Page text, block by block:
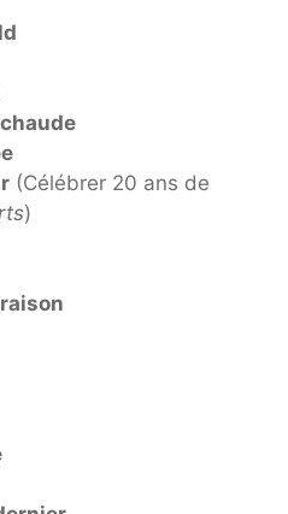
(Célébrer 20 ans de
)